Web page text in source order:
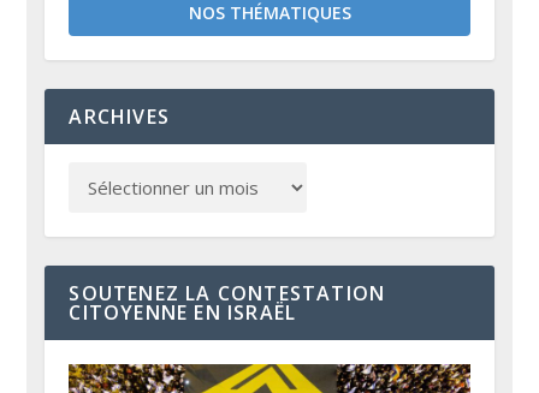
NOS THÉMATIQUES
ARCHIVES
SOUTENEZ LA CONTESTATION
CITOYENNE EN ISRAËL